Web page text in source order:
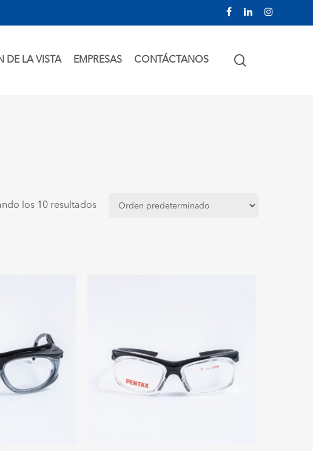
facebooklinkedininstagram
DE LA VISTA EMPRESAS CONTÁCTANOS
los 10 resultados